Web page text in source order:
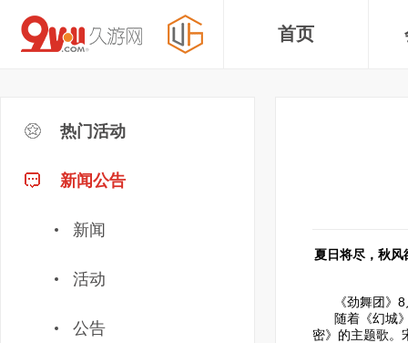
首页
热门活动
新闻公告
新闻
活动
公告
夏日将尽，秋风
《劲舞团
随着《幻城》
密》的主题歌。